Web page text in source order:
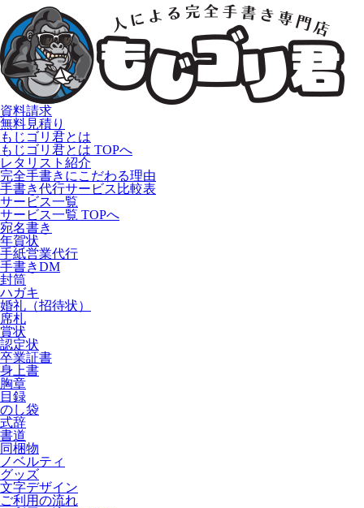
資料請求
無料見積り
もじゴリ君とは
もじゴリ君とは TOPへ
レタリスト紹介
完全手書きにこだわる理由
手書き代行サービス比較表
サービス一覧
サービス一覧 TOPへ
宛名書き
年賀状
手紙営業代行
手書きDM
封筒
ハガキ
婚礼（招待状）
席札
賞状
認定状
卒業証書
身上書
胸章
目録
のし袋
式辞
書道
同梱物
ノベルティ
グッズ
文字デザイン
ご利用の流れ